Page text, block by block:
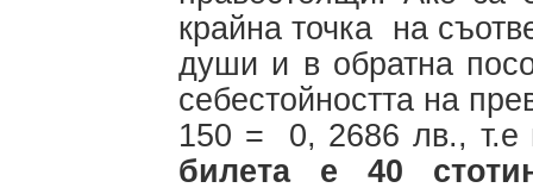
крайна точка на
души и в обратна
себестойността на
150 = 0, 2686 лв., т.е
билета е 40